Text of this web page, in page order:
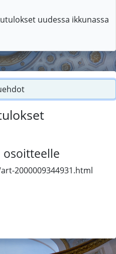
uudessa ikkunassa
osoitteelle
2000009344931.html